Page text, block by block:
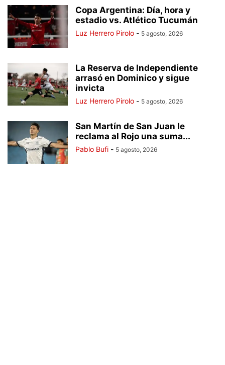
Copa Argentina: Día, hora y
estadio vs. Atlético Tucumán
Luz Herrero Pirolo - 5 agosto, 2026
La Reserva de Independiente
arrasó en Dominico y sigue
invicta
Luz Herrero Pirolo - 5 agosto, 2026
San Martín de San Juan le
reclama al Rojo una suma...
Pablo Bufi - 5 agosto, 2026